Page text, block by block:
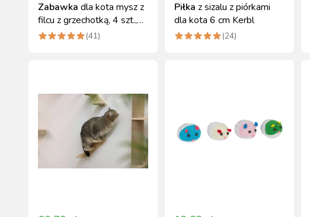
Zabawka dla kota mysz z
filcu z grzechotką, 4 szt.,
różne kolory(41)
Piłka z sizalu z piórkami
dla kota 6 cm Kerbl
(24)